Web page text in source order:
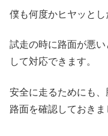
僕も何度かヒヤッとし
試走の時に路面が悪
して対応できます。
安全に走るためにも
路面を確認しておきま